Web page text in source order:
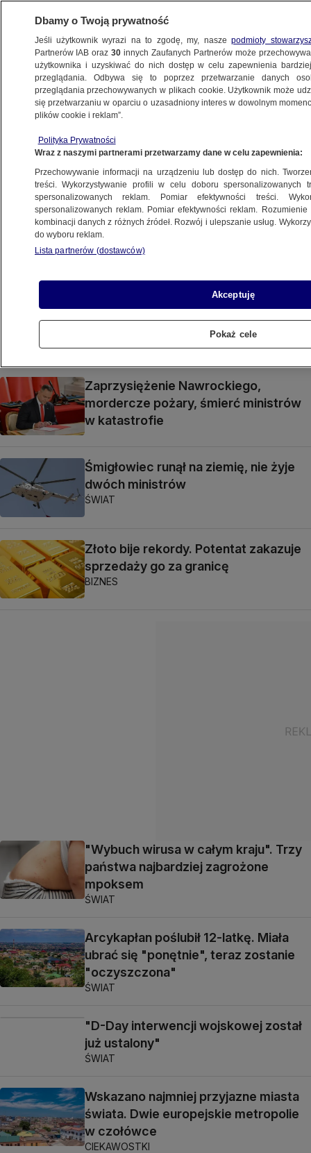
GHANA
Prezydent Nawrocki przyjął listy
uwierzytelniające od sześciu
ambasadorów
POLSKA
"Zaangażujemy wszelkie dostępne
środki". Rosjanin miał potajemnie
nagrywać kobiety
Nielegalny recykling zanieczyszcza
METEO
Zaprzysiężenie Nawrockiego,
mordercze pożary, śmierć ministrów
w katastrofie
Śmigłowiec runął na ziemię, nie żyje
dwóch ministrów
ŚWIAT
Złoto bije rekordy. Potentat zakazuje
sprzedaży go za granicę
BIZNES
"Wybuch wirusa w całym kraju". Trzy
państwa najbardziej zagrożone
mpoksem
ŚWIAT
Arcykapłan poślubił 12-latkę. Miała
ubrać się "ponętnie", teraz zostanie
"oczyszczona"
ŚWIAT
"D-Day interwencji wojskowej został
już ustalony"
ŚWIAT
Wskazano najmniej przyjazne miasta
świata. Dwie europejskie metropolie
w czołówce
CIEKAWOSTKI
Dbamy o Twoją prywatność
Jeśli użytkownik wyrazi na to zgodę, my, naszepodmioty
Partnerów IAB oraz30 innych Zaufanych Partnerów może
użytkownika i uzyskiwać do nich dostęp w celu zapewnienia
przeglądania. Odbywa się to poprzez przetwarzanie danych
przeglądania przechowywanych w plikach cookie. Użytkownik może
się przetwarzaniu w oparciu o uzasadniony interes w dowolnym
plików cookie i reklam”.
Polityka Prywatności
Wraz z naszymi partnerami przetwarzamy dane w celu zapewnienia:
Przechowywanie informacji na urządzeniu lub dostęp do nich.
treści. Wykorzystywanie profili w celu doboru spersonalizowanych
spersonalizowanych reklam. Pomiar efektywności treści.
spersonalizowanych reklam. Pomiar efektywności reklam.
kombinacji danych z różnych źródeł. Rozwój i ulepszanie usług.
do wyboru reklam.
Lista partnerów (dostawców)
Akceptuję
Pokaż cele